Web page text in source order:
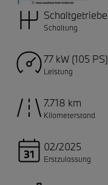
Schaltgetriebe
Schaltung
77 kW (105 PS)
Leistung
7.718 km
Kilometerstand
02/2025
Erstzulassung